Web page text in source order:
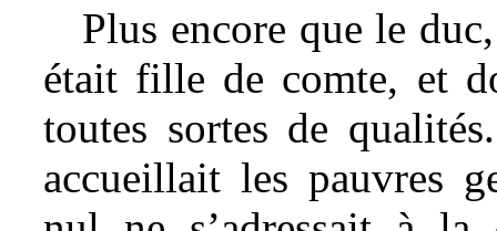
Plus encore que le
était fille de comte, et
toutes sortes de
accueillait les pauvres